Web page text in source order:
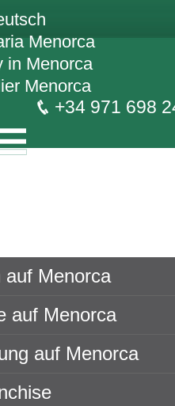
+34 971 698
auf Menorca
auf Menorca
auf Menorca